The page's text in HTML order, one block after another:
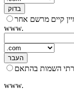
בדוק
קיים מרשם אחר
www.
העבר
השמות בהתאם
www.